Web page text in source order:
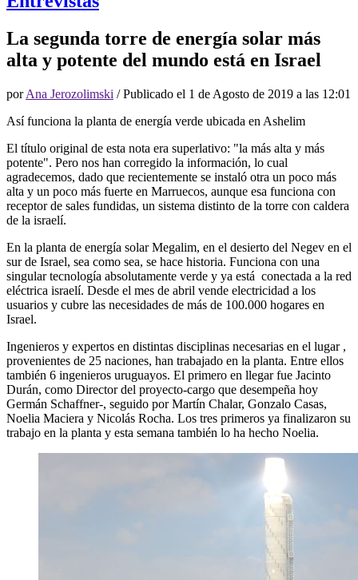
La segunda torre de energía solar más
alta y potente del mundo está en Israel
porAna Jerozolimski / Publicado el 1 de Agosto de 2019 a las 12:01
Así funciona la planta de energía verde ubicada en Ashelim
El título original de esta nota era superlativo: "la más alta y más
potente". Pero nos han corregido la información, lo cual
agradecemos, dado que recientemente se instaló otra un poco más
alta y un poco más fuerte en Marruecos, aunque esa funciona con
receptor de sales fundidas, un sistema distinto de la torre con caldera
de la israelí.
En la planta de energía solar Megalim, en el desierto del Negev en el
sur de Israel, sea como sea, se hace historia. Funciona con una
singular tecnología absolutamente verde y ya está conectada a la red
eléctrica israelí. Desde el mes de abril vende electricidad a los
usuarios y cubre las necesidades de más de 100.000 hogares en
Israel.
Ingenieros y expertos en distintas disciplinas necesarias en el lugar ,
provenientes de 25 naciones, han trabajado en la planta. Entre ellos
también 6 ingenieros uruguayos. El primero en llegar fue Jacinto
Durán, como Director del proyecto-cargo que desempeña hoy
Germán Schaffner-, seguido por Martín Chalar, Gonzalo Casas,
Noelia Maciera y Nicolás Rocha. Los tres primeros ya finalizaron su
trabajo en la planta y esta semana también lo ha hecho Noelia.